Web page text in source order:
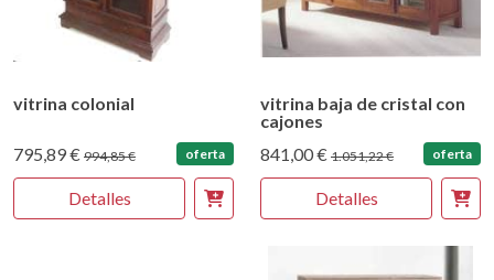
vitrina colonial
795,89 € 994,85 € oferta
Detalles
vitrina baja de cristal con
cajones
841,00 € 1.051,22 € oferta
Detalles